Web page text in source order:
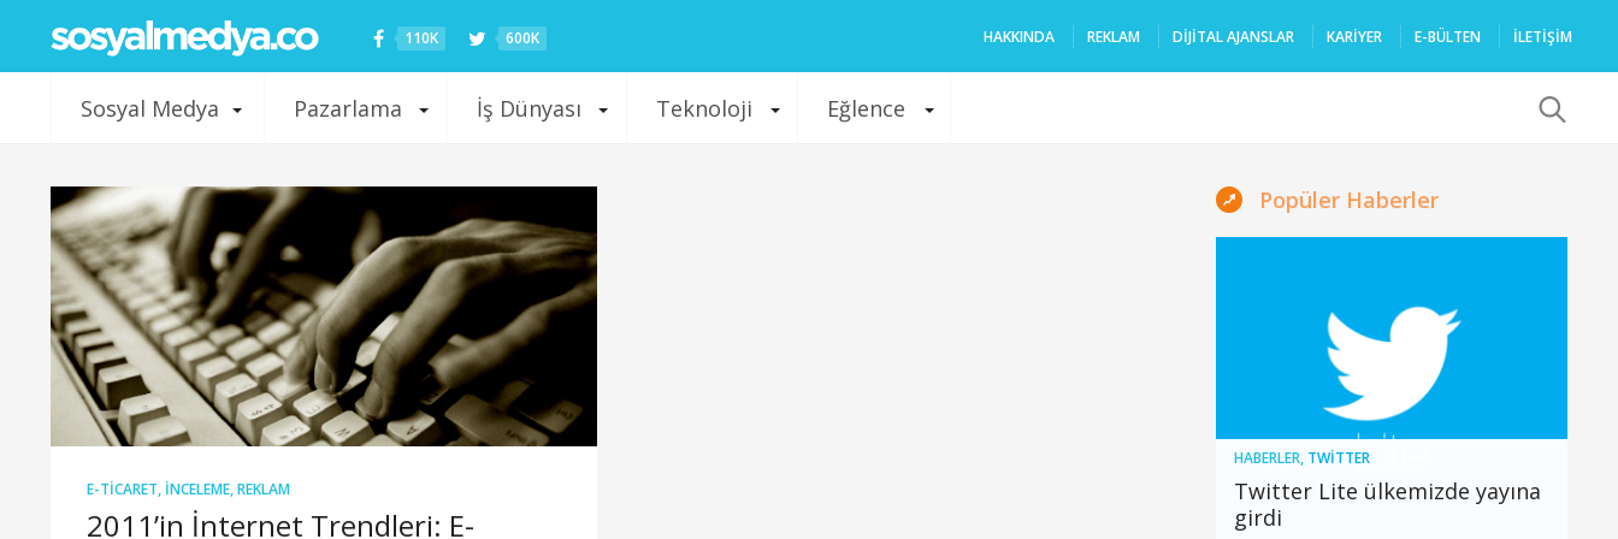
110K 600K HAKKINDA REKLAM DIJITAL AJANSLAR KARIYER E-BÜLTEN İLETİŞİM
Sosyal Medya Pazarlama İş Dünyası Teknoloji Eğlence
E-TICARET, İNCELEME,REKLAM
2011’in İnternet Trendleri: E-
Popüler Haberler
HABERLER, TWITTER
Twitter Lite ülkemizde yayına
girdi